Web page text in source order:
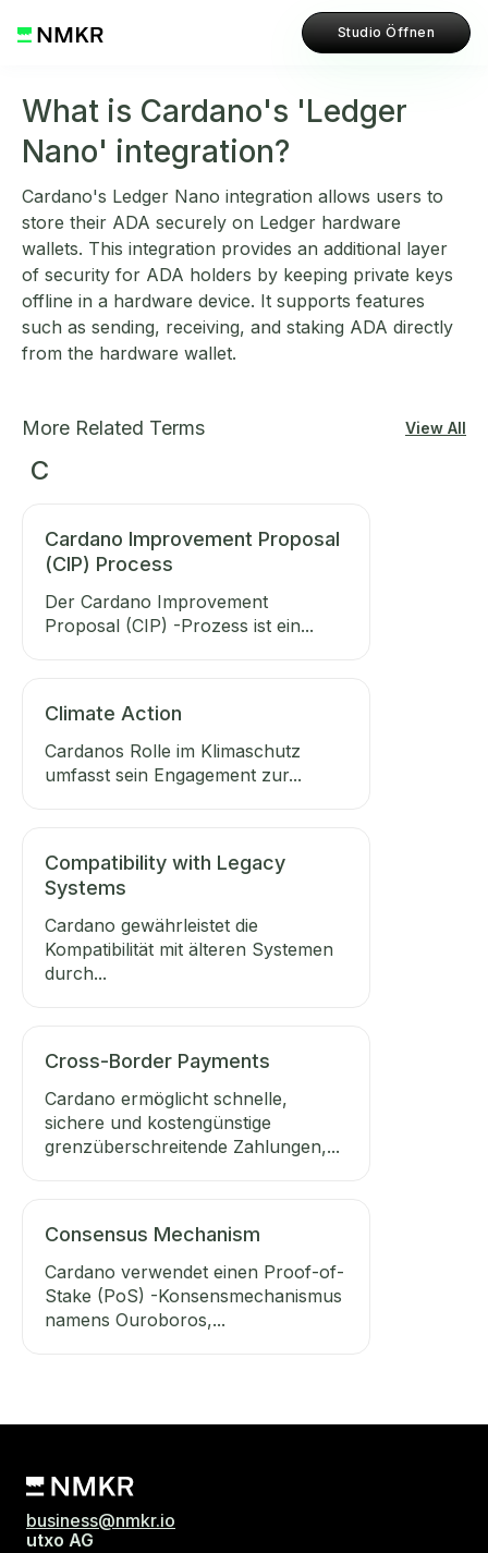
Studio Öffnen
What is Cardano's 'Ledger
Nano' integration?
Cardano's Ledger Nano integration allows users to
store their ADA securely on Ledger hardware
wallets. This integration provides an additional layer
of security for ADA holders by keeping private keys
offline in a hardware device. It supports features
such as sending, receiving, and staking ADA directly
from the hardware wallet.
More Related Terms View All
C
Cardano Improvement Proposal
(CIP) Process
Der Cardano Improvement
Proposal (CIP) -Prozess ist ein...
Climate Action
Cardanos Rolle im Klimaschutz
umfasst sein Engagement zur...
Compatibility with Legacy
Systems
Cardano gewährleistet die
Kompatibilität mit älteren Systemen
durch...
Cross-Border Payments
Cardano ermöglicht schnelle,
sichere und kostengünstige
grenzüberschreitende Zahlungen,...
Consensus Mechanism
Cardano verwendet einen Proof-of-
Stake (PoS) -Konsensmechanismus
namens Ouroboros,...
business@nmkr.io
utxo AG